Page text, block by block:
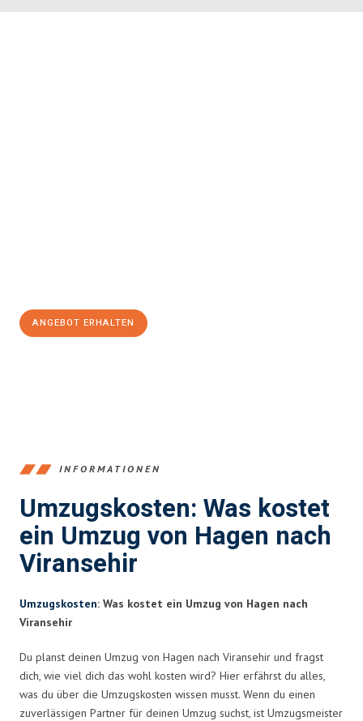
ANGEBOT ERHALTEN
INFORMATIONEN
Umzugskosten: Was kostet
ein Umzug von Hagen nach
Viransehir
Umzugskosten: Was kostet ein Umzug von Hagen nach
Viransehir
Du planst deinen Umzug von Hagen nach Viransehir und fragst
dich, wie viel dich das wohl kosten wird? Hier erfährst du alles,
was du über die Umzugskosten wissen musst. Wenn du einen
zuverlässigen Partner für deinen Umzug suchst, ist Umzugsmeister